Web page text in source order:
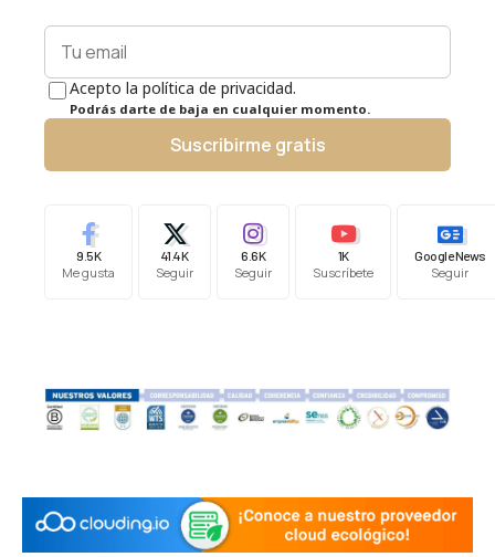
Acepto la política de privacidad.
Podrás darte de baja en cualquier momento.
Suscribirme gratis
9.5K
Me gusta
41.4K
Seguir
6.6K
Seguir
1K
Suscríbete
Google News
Seguir